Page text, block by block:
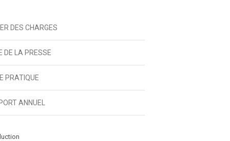
DES CHARGES
DE LA PRESSE
PRATIQUE
ANNUEL